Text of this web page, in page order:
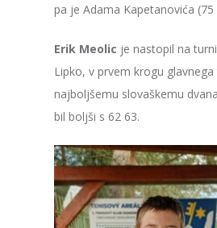
pa je Adama Kapetanovića (75
Erik Meolic je nastopil na
Lipko, v prvem krogu
najboljšemu slovaškemu
bil boljši s 62 63.